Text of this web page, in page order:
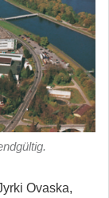
Ovaska,